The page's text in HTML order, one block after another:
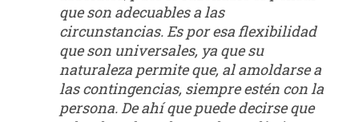
que son adecuables a las
circunstancias. Es por esa flexibilidad
que son universales, ya que su
naturaleza permite que, al amoldarse a
las contingencias, siempre estén con la
persona. De ahí que puede decirse que